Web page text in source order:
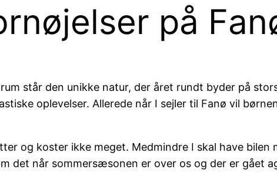
på
står den unikke natur, der året rundt byder på
oplevelser. Allerede når I sejler til Fanø vil
og koster ikke meget. Medmindre I skal have
det når sommersæsonen er over os og der er gået